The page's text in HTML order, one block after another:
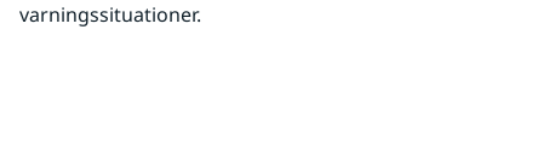
varningssituationer.